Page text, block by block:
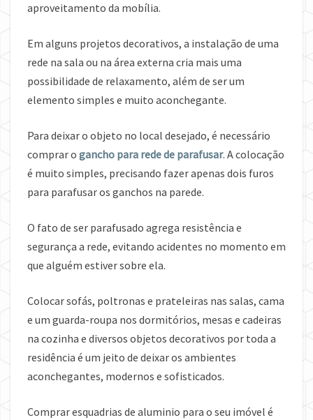
aproveitamento da mobília.
Em alguns projetos decorativos, a instalação de uma
rede na sala ou na área externa cria mais uma
possibilidade de relaxamento, além de ser um
elemento simples e muito aconchegante.
Para deixar o objeto no local desejado, é necessário
comprar o gancho para rede de parafusar. A colocação
é muito simples, precisando fazer apenas dois furos
para parafusar os ganchos na parede.
O fato de ser parafusado agrega resistência e
segurança a rede, evitando acidentes no momento em
que alguém estiver sobre ela.
Colocar sofás, poltronas e prateleiras nas salas, cama
e um guarda-roupa nos dormitórios, mesas e cadeiras
na cozinha e diversos objetos decorativos por toda a
residência é um jeito de deixar os ambientes
aconchegantes, modernos e sofisticados.
Comprar esquadrias de aluminio para o seu imóvel é